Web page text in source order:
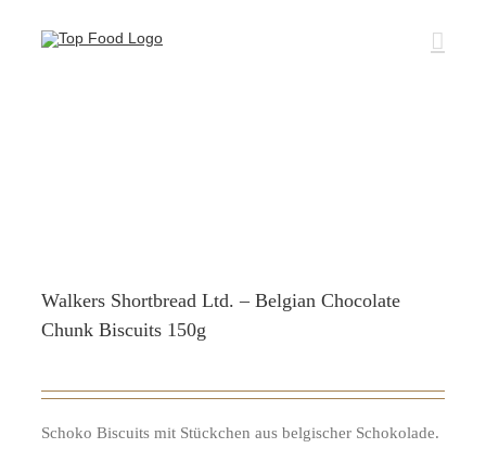
Inhalt
Walkers Shortbread Ltd. – Belgian Chocolate
Chunk Biscuits 150g
Schoko Biscuits mit Stückchen aus belgischer Schokolade.